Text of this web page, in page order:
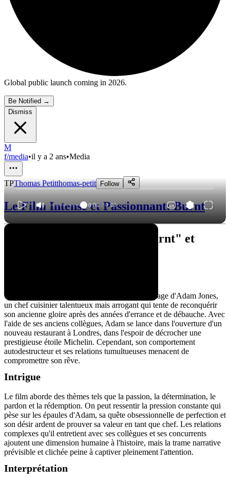
Global public launch coming in 2026.
Be Notified →
Dismiss
M
f/media•il y a 2 ans•Media
TPThomas Petitthomas-petit Follow
Le Film Intense et Passionnant: Burnt
0:00 / 0:00
Déception culinaire avec "Burnt" et
"Burnt" est un film qui met en scène le personnage d'Adam Jones,
un chef cuisinier talentueux mais arrogant qui tente de reconquérir
son ancienne gloire après des années d'errance et de débauche. Avec
l'aide de ses anciens collègues, Adam se lance dans l'ouverture d'un
nouveau restaurant à Londres, dans l'espoir de décrocher une
prestigieuse étoile Michelin. Cependant, son comportement
autodestructeur et ses relations tumultueuses menacent de
compromettre son rêve.
Intrigue
Le film aborde des thèmes tels que la passion, la détermination, le
pardon et la rédemption. On peut ressentir la pression constante qui
pèse sur les épaules d'Adam, sa quête obsessionnelle de perfection et
son désir ardent de prouver sa valeur en tant que chef. Les relations
complexes qu'il entretient avec ses collègues et ses concurrents
ajoutent une dimension humaine à l'histoire, mais la trame narrative
prévisible et clichée peine à captiver pleinement l'attention.
Interprétation